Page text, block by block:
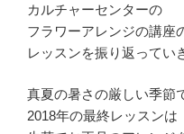
カルチャーセンターの
フラワーアレンジの講座
レッスンを振り返ってい
真夏の暑さの厳しい季節
2018年の最終レッスンは